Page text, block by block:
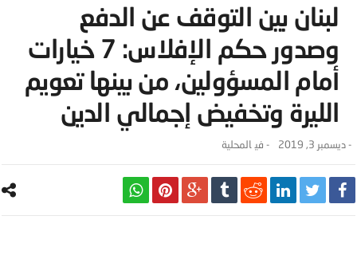
لبنان بين التوقف عن الدفع
وصدور حكم الإفلاس: 7 خيارات
أمام المسؤولين، من بينها تعويم
الليرة وتخفيض إجمالي الدين
-ديسمبر 3, 2019 - ‎في المحلية